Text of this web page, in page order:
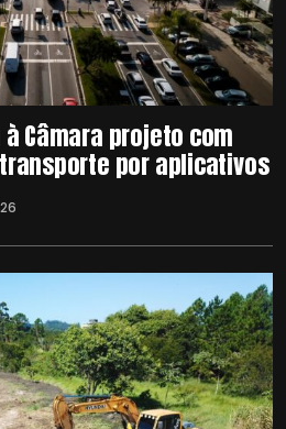
Câmara projeto com
por aplicativos